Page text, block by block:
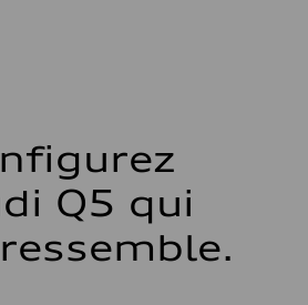
Q5 qui